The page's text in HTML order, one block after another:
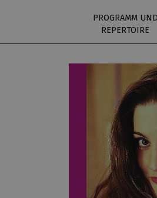
PROGRAMM UND
REPERTOIRE